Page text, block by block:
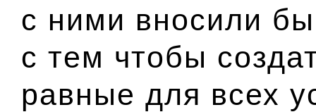
с ними вносили
с тем чтобы
равные для всех